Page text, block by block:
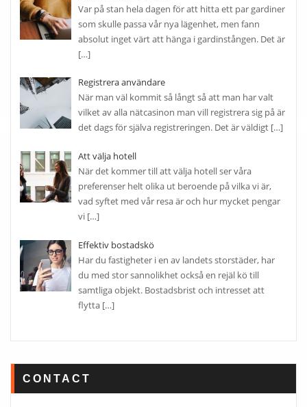
Var på stan hela dagen för att hitta ett par gardiner
som skulle passa vår nya lägenhet, men fann
absolut inget värt att hänga i gardinstången. Det är
[…]
Registrera användare
När man väl kommit så långt så att man har valt
vilket av alla nätcasinon man vill registrera sig på är
det dags för själva registreringen. Det är väldigt […]
Att välja hotell
När det kommer till att välja hotell ser våra
preferenser helt olika ut beroende på vilka vi är,
vad syftet med vår resa är och hur mycket pengar
vi […]
Effektiv bostadskö
Har du fastigheter i en av landets storstäder, har
du med stor sannolikhet också en rejäl kö till
samtliga objekt. Bostadsbrist och intresset att
flytta […]
CONTACT